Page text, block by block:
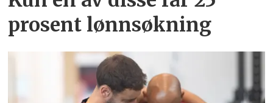
prosent lønnsøkning